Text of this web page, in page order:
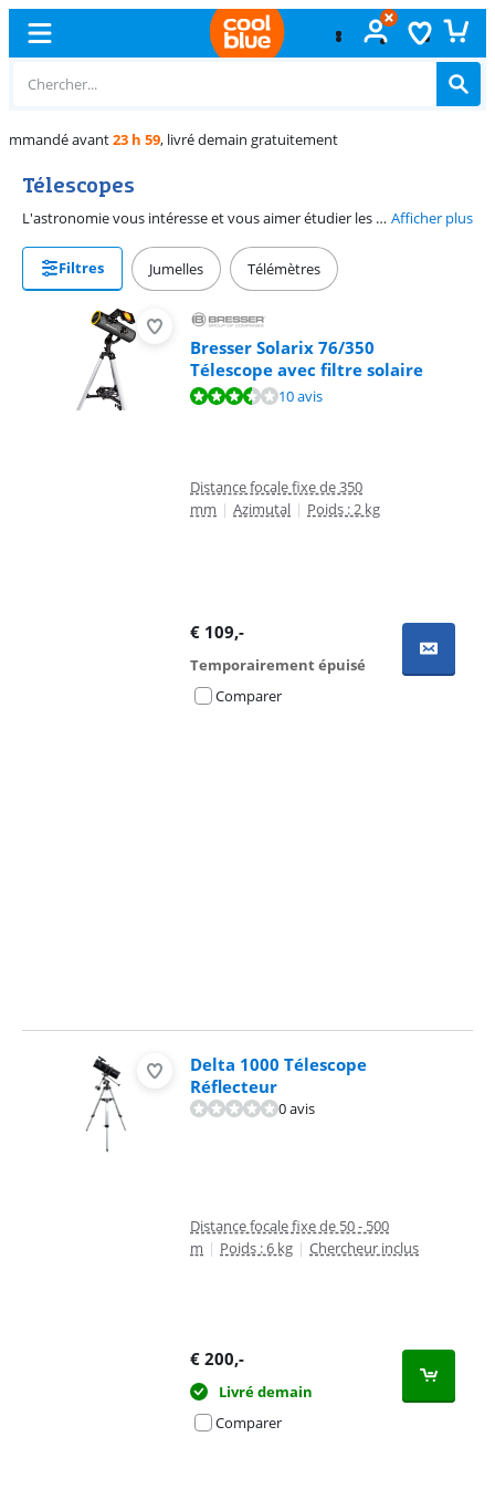
Échangegratuit
Télescopes
L'astronomie vous intéresse et vous aimer étudier les corps célestes ? Il vaut mieux acheter un télescope. Les télescopes ont un rapport d'agrandissement plus élevé que les jumelles. Il existe des télescopes de différentes formes et tailles. Le grossissement maximal varie de 30 à 450x. Sur cette page, vous pouvez choisir le télescope qui correspond le mieux à vos besoins. Afficher plus
Filtres Jumelles Télémètres
Bresser Solarix 76/350
Télescope avec filtre solaire
La note est de 6,8 sur 10, basée sur 10 avis.10 avis
Distance focale fixe de 350
mm | Azimutal | Poids : 2 kg
€ 109,-
Temporairement épuisé
Comparer
Delta 1000 Télescope
Réflecteur
0 avis
Distance focale fixe de 50 - 500
m | Poids : 6 kg | Chercheur inclus
€ 200,-
Livré demain
Comparer